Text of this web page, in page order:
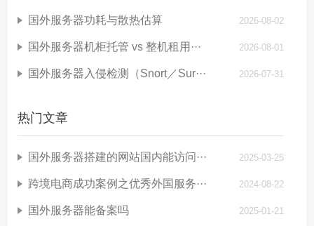
国外服务器功耗与散热估算 2026-08-02
国外服务器机柜托管 vs 整机租用··· 2026-08-01
国外服务器入侵检测（Snort／Sur··· 2026-07-31
热门文章
国外服务器搭建的网站国内能访问··· 2025-03-25
跨境电商成功案例之优秀外国服务··· 2024-08-22
国外服务器能备案吗 2025-01-21